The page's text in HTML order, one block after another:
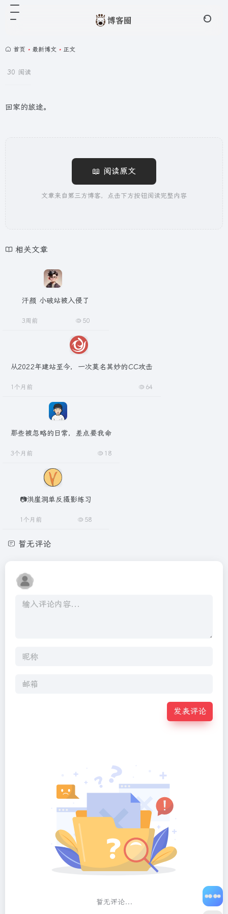
首页 • 最新博文 • 正文
30 阅读
回家的旅途。
📖 阅读原文
文章来自第三方博客，点击下方按钮阅读完整内容
相关文章
汗颜 小破站被入侵了
3周前 50
从2022年建站至今，一次莫名其妙的CC攻击
1个月前 64
那些被忽略的日常，差点要我命
3个月前 18
📷洪崖洞单反摄影练习
1个月前 58
暂无评论
发表评论
暂无评论...